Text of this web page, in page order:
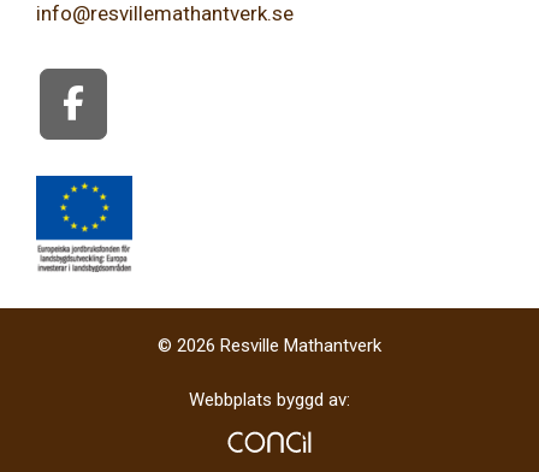
info@resvillemathantverk.se
© 2026 Resville Mathantverk
Webbplats byggd av: